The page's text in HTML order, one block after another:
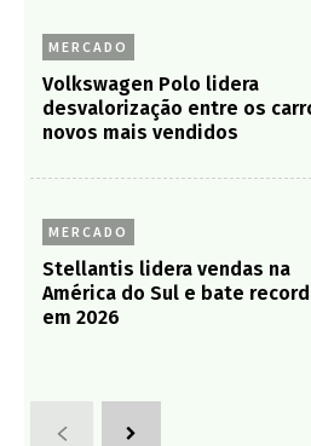
MERCADO
Volkswagen Polo lidera
desvalorização entre os
novos mais vendidos
MERCADO
Stellantis lidera vendas na
América do Sul e bate
em 2026